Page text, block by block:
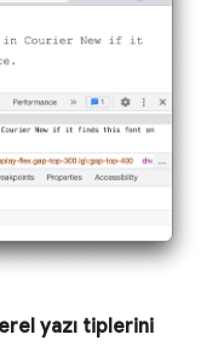
yazı tiplerini